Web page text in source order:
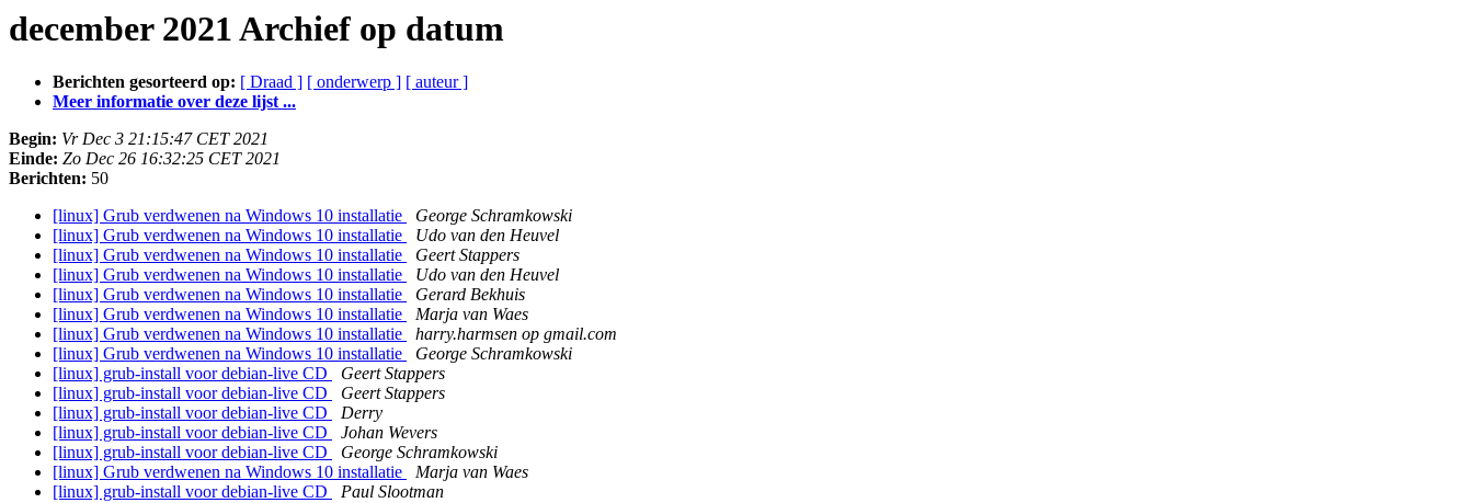
december 2021 Archief op datum
Berichten gesorteerd op: [ Draad ] [ onderwerp ] [ auteur ]
Meer informatie over deze lijst ...
Begin: Vr Dec 3 21:15:47 CET 2021
Einde: Zo Dec 26 16:32:25 CET 2021
Berichten: 50
[linux] Grub verdwenen na Windows 10 installatie
George Schramkowski
[linux] Grub verdwenen na Windows 10 installatie
Udo van den Heuvel
[linux] Grub verdwenen na Windows 10 installatie
Geert Stappers
[linux] Grub verdwenen na Windows 10 installatie
Udo van den Heuvel
[linux] Grub verdwenen na Windows 10 installatie
Gerard Bekhuis
[linux] Grub verdwenen na Windows 10 installatie
Marja van Waes
[linux] Grub verdwenen na Windows 10 installatie
harry.harmsen op gmail.com
[linux] Grub verdwenen na Windows 10 installatie
George Schramkowski
[linux] grub-install voor debian-live CD
Geert Stappers
[linux] grub-install voor debian-live CD
Geert Stappers
[linux] grub-install voor debian-live CD
Derry
[linux] grub-install voor debian-live CD
Johan Wevers
[linux] grub-install voor debian-live CD
George Schramkowski
[linux] Grub verdwenen na Windows 10 installatie
Marja van Waes
[linux] grub-install voor debian-live CD
Paul Slootman